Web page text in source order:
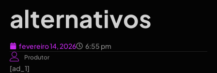
alternativos
fevereiro 14, 2026 6:55 pm
Produtor
[ad_1]